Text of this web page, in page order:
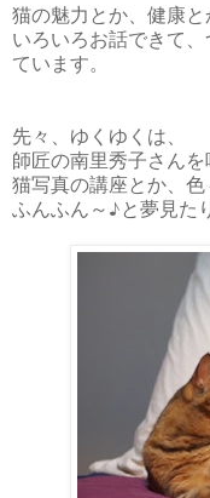
猫の魅力とか、健康
いろいろお話できて
ています。
先々、ゆくゆくは、
師匠の南里秀子さん
猫写真の講座とか、
ふんふん～♪と夢見た